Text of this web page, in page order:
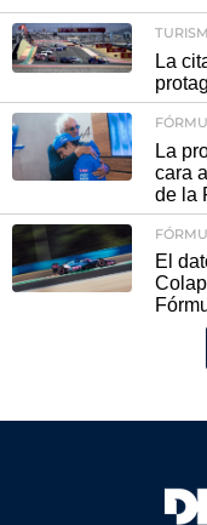
La
La
cara
de la
El